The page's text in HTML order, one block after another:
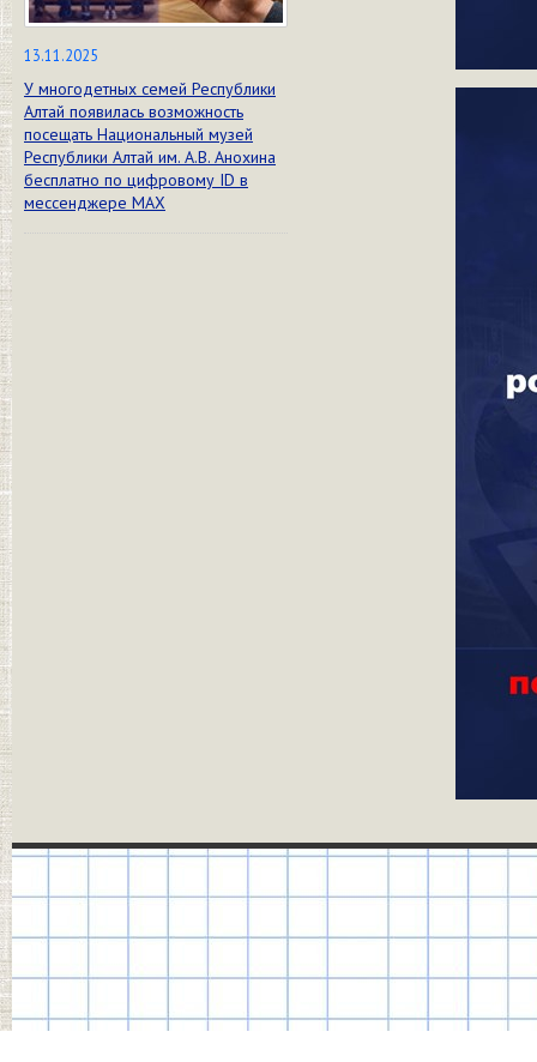
13.11.2025
У многодетных семей Республики
Алтай появилась возможность
посещать Национальный музей
Республики Алтай им. А.В. Анохина
бесплатно по цифровому ID в
мессенджере МАХ